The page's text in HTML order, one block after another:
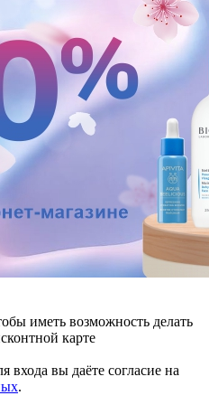
иметь возможность делать
карте
входа вы даёте согласие на
.